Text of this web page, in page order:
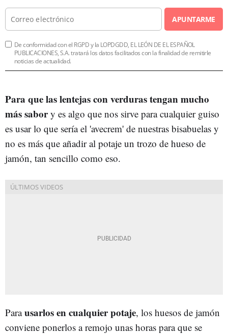
APUNTARME
De conformidad con el RGPD y la LOPDGDD, EL LEÓN DE EL ESPAÑOL
PUBLICACIONES, S.A. tratará los datos facilitados con la finalidad de remitirle
noticias de actualidad.
Para que las lentejas con verduras tengan mucho
más sabory es algo que nos sirve para cualquier guiso
es usar lo que sería el 'avecrem' de nuestras bisabuelas y
no es más que añadir al potaje un trozo de hueso de
jamón, tan sencillo como eso.
Parausarlos en cualquier potaje, los huesos de jamón
conviene ponerlos a remojo unas horas para que se